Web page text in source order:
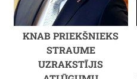
KNAB PRIEKŠNIEKS
STRAUME
UZRAKSTĪJIS